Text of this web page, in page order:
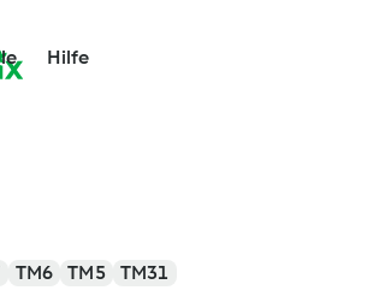
Hilfe
TM6 TM5 TM31